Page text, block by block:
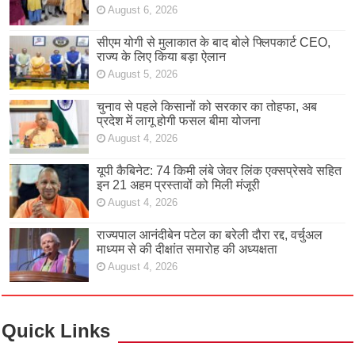
August 6, 2026
सीएम योगी से मुलाकात के बाद बोले फ्लिपकार्ट CEO,
राज्य के लिए किया बड़ा ऐलान
August 5, 2026
चुनाव से पहले किसानों को सरकार का तोहफा, अब
प्रदेश में लागू होगी फसल बीमा योजना
August 4, 2026
यूपी कैबिनेट: 74 किमी लंबे जेवर लिंक एक्सप्रेसवे सहित
इन 21 अहम प्रस्तावों को मिली मंजूरी
August 4, 2026
राज्यपाल आनंदीबेन पटेल का बरेली दौरा रद्द, वर्चुअल
माध्यम से की दीक्षांत समारोह की अध्यक्षता
August 4, 2026
Quick Links